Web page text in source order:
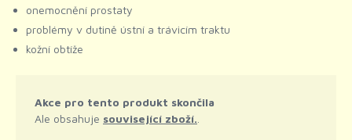
onemocnění prostaty
problémy v dutině ústní a trávicím traktu
kožní obtíže
Akce pro tento produkt skončila
Ale obsahuje související zboží.